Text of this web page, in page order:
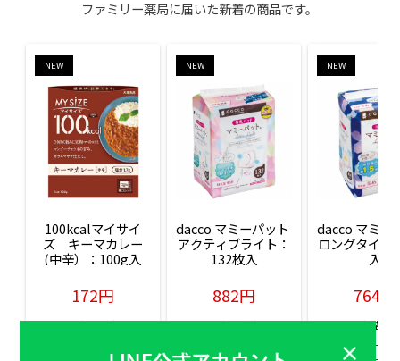
ファミリー薬局に届いた新着の商品です。
NEW
100kcalマイサイ
ズ　キーマカレー
(中辛）：100g入
172円
販売価格(税込)
NEW
dacco マミーパット
アクティブライト：
132枚入
882円
販売価格(税込)
NEW
dacco マミー
ロングタイム
入
764円
販売価格(税